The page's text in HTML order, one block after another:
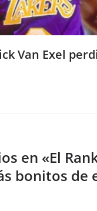
Van Exel
en «El
bonitos de